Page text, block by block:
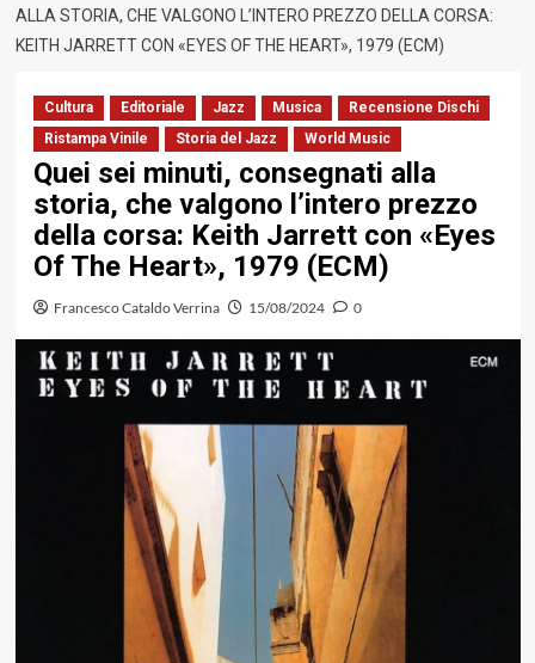
ALLA STORIA, CHE VALGONO L’INTERO PREZZO DELLA CORSA:
KEITH JARRETT CON «EYES OF THE HEART», 1979 (ECM)
Cultura Editoriale Jazz Musica
Recensione Dischi
Ristampa Vinile
Storia del Jazz World Music
Quei sei minuti, consegnati alla
storia, che valgono l’intero prezzo
della corsa: Keith Jarrett con «Eyes
Of The Heart», 1979 (ECM)
Francesco Cataldo Verrina 15/08/2024 0